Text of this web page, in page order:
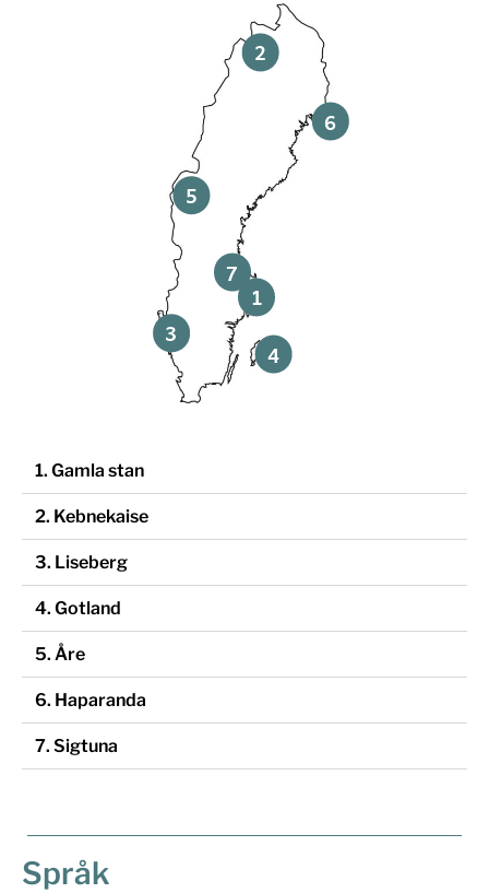
1
2
3
4
5
6
7
1. Gamla stan
2. Kebnekaise
3. Liseberg
4. Gotland
5. Åre
6. Haparanda
7. Sigtuna
Språk